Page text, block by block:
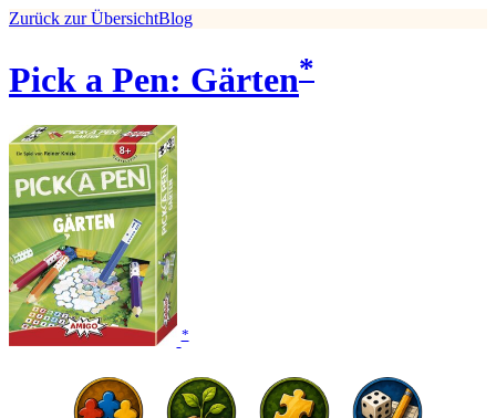
Zurück zur ÜbersichtBlog
Pick a Pen: Gärten*
*